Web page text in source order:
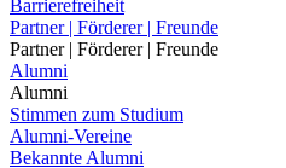
Barrierefreiheit
Partner | Förderer | Freunde
Partner | Förderer | Freunde
Alumni
Alumni
Stimmen zum Studium
Alumni-Vereine
Bekannte Alumni